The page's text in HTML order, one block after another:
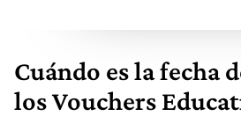
Cuándo es la fecha
los Vouchers